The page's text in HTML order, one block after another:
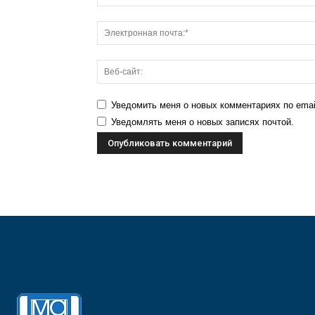
Уведомить меня о новых комментариях по
Уведомлять меня о новых записях почтой.